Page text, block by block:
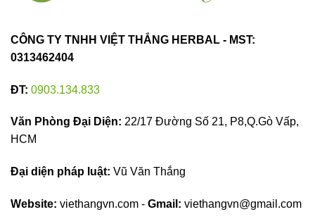
CÔNG TY TNHH VIỆT THẮNG HERBAL - MST:
0313462404
ĐT: 0903.134.833
Văn Phòng Đại Diện: 22/17 Đường Số 21, P8,Q.Gò Vấp,
HCM
Đại diện pháp luật: Vũ Văn Thắng
Website: viethangvn.com - Gmail: viethangvn@gmail.com